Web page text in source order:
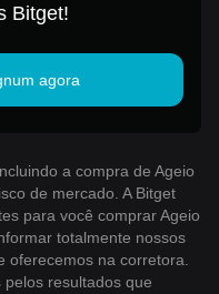
Bitget!
agora
a compra de Ageio
de mercado. A Bitget
para você comprar Ageio
totalmente nossos
oferecemos na corretora.
resultados que